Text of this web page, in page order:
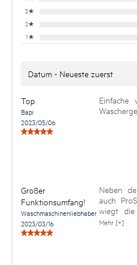
3★
2★
1★
Datum - Neueste zuerst
Top
Bapi
2023/05/06
Einfache
Großer
Funktionsumfang!
Waschmaschinenliebhaber
2023/03/16
Neben
auch
wiegt
Laufzeit
Mehr [+]